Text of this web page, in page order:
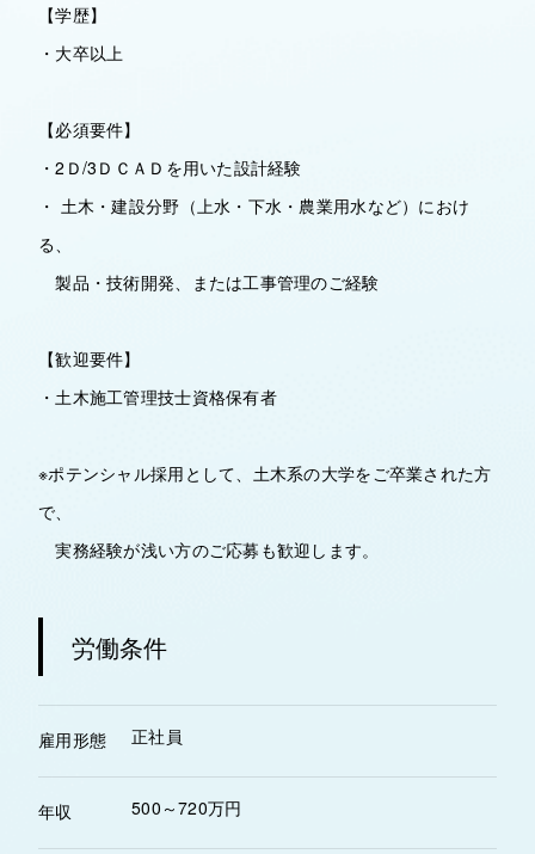
【学歴】
・大卒以上
【必須要件】
・2Ｄ/3ＤＣＡＤを用いた設計経験
・ 土木・建設分野（上水・下水・農業用水など）におけ
る、
製品・技術開発、または工事管理のご経験
【歓迎要件】
・土木施工管理技士資格保有者
※ポテンシャル採用として、土木系の大学をご卒業された方
で、
実務経験が浅い方のご応募も歓迎します。
労働条件
雇用形態 正社員
年収 500～720万円